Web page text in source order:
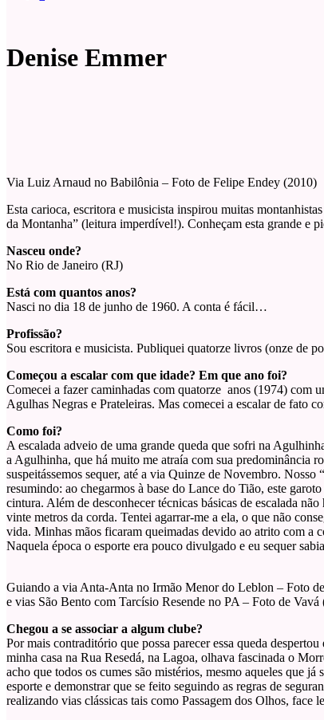
Denise Emmer
Via Luiz Arnaud no Babilônia – Foto de Felipe Endey (2010)
Esta carioca, escritora e musicista inspirou muitas
da Montanha” (leitura imperdível!). Conheçam esta grande e
Nasceu onde?
No Rio de Janeiro (RJ)
Está com quantos anos?
Nasci no dia 18 de junho de 1960. A conta é fácil…
Profissão?
Sou escritora e musicista. Publiquei quatorze livros (onze de
Começou a escalar com que idade? Em que ano foi?
Comecei a fazer caminhadas com quatorze anos (1974) com
Agulhas Negras e Prateleiras. Mas comecei a escalar de fato
Como foi?
A escalada adveio de uma grande queda que sofri na
a Agulhinha, que há muito me atraía com sua predominância
suspeitássemos sequer, até a via Quinze de Novembro.
resumindo: ao chegarmos à base do Lance do Tião, este
cintura. Além de desconhecer técnicas básicas de escalada
vinte metros da corda. Tentei agarrar-me a ela, o que não
vida. Minhas mãos ficaram queimadas devido ao atrito com a
Naquela época o esporte era pouco divulgado e eu sequer
Guiando a via Anta-Anta no Irmão Menor do Leblon – Foto
e vias São Bento com Tarcísio Resende no PA – Foto de Vavá
Chegou a se associar a algum clube?
Por mais contraditório que possa parecer essa queda
minha casa na Rua Resedá, na Lagoa, olhava fascinada o
acho que todos os cumes são mistérios, mesmo aqueles que
esporte e demonstrar que se feito seguindo as regras de
realizando vias clássicas tais como Passagem dos Olhos, face